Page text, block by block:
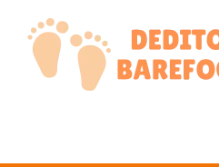
contenido